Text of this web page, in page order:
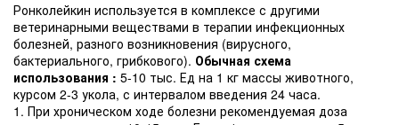
Ронколейкин используется в комплексе с другими
ветеринарными веществами в терапии инфекционных
болезней, разного возникновения (вирусного,
бактериального, грибкового). Обычная схема
использования : 5-10 тыс. Ед на 1 кг массы животного,
курсом 2-3 укола, с интервалом введения 24 часа.
1. При хроническом ходе болезни рекомендуемая доза